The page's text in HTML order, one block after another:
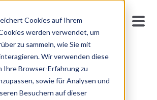
Cookies auf Ihrem
werden verwendet, um
zu sammeln, wie Sie mit
Wir verwenden diese
Ihre Browser-Erfahrung zu
sowie für Analysen und
Besuchern auf dieser
Expertin | Bestsellerautorin |